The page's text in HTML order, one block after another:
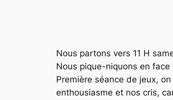
Nous partons vers 11 H
Nous pique-niquons en face
Première séance de jeux,
enthousiasme et nos cris,